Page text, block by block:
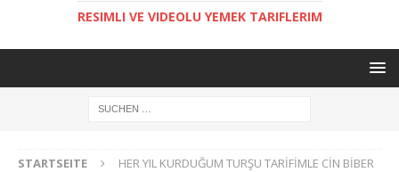
RESIMLI VE VIDEOLU YEMEK TARIFLERIM
STARTSEITE
HER YIL KURDUĞUM TURŞU TARİFİMLE CİN BİBER